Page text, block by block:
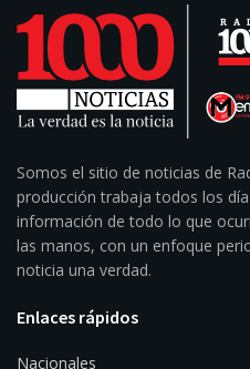
Somos el sitio de noticias de
producción trabaja todos los
información de todo lo que
las manos, con un enfoque
noticia una verdad.
Enlaces rápidos
Nacionales